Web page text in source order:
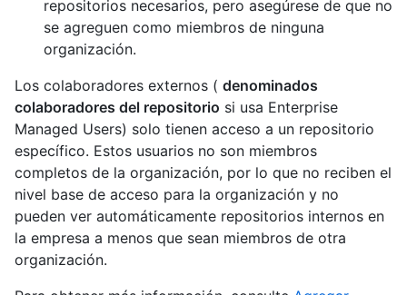
repositorios necesarios, pero asegúrese de que no
se agreguen como miembros de ninguna
organización.
Los colaboradores externos ( denominados
colaboradores del repositorio si usa Enterprise
Managed Users) solo tienen acceso a un repositorio
específico. Estos usuarios no son miembros
completos de la organización, por lo que no reciben el
nivel base de acceso para la organización y no
pueden ver automáticamente repositorios internos en
la empresa a menos que sean miembros de otra
organización.